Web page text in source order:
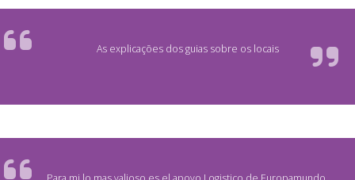
As explicações dos guias sobre os locais